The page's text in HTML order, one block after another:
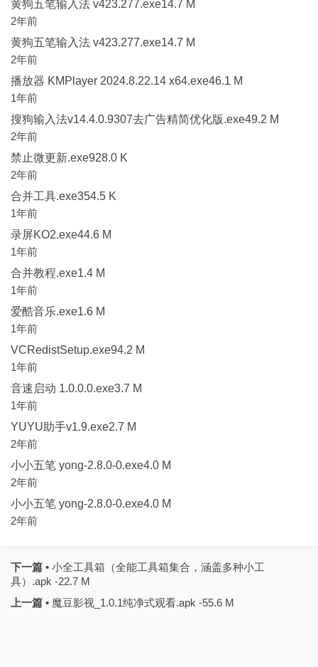
黄狗五笔输入法 v423.277.exe14.7 M
2年前
黄狗五笔输入法 v423.277.exe14.7 M
2年前
播放器 KMPlayer 2024.8.22.14 x64.exe46.1 M
1年前
搜狗输入法v14.4.0.9307去广告精简优化版.exe49.2 M
2年前
禁止微更新.exe928.0 K
2年前
合并工具.exe354.5 K
1年前
录屏KO2.exe44.6 M
1年前
合并教程.exe1.4 M
1年前
爱酷音乐.exe1.6 M
1年前
VCRedistSetup.exe94.2 M
1年前
音速启动 1.0.0.0.exe3.7 M
1年前
YUYU助手v1.9.exe2.7 M
2年前
小小五笔 yong-2.8.0-0.exe4.0 M
2年前
小小五笔 yong-2.8.0-0.exe4.0 M
2年前
下一篇 • 小全工具箱（全能工具箱集合，涵盖多种小工
具）.apk -22.7 M
上一篇 • 魔豆影视_1.0.1纯净式观看.apk -55.6 M